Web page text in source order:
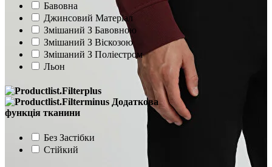
Бавовна
Джинсовий Матеріал
Змішаний З Бавовною
Змішаний З Віскозою
Змішаний З Поліестром
Льон
Додаткова
функція тканини
Без Застібки
Стійкий